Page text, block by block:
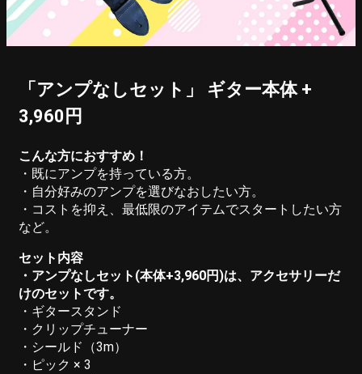
「アンプなしセット」 ギター本体 +
3,960円
こんな方におすすめ！
・既にアンプを持っている方。
・自分好みのアンプを選びなおしたい方。
・コストを抑え、最低限のアイテムでスタートしたい方
など。
セット内容
・アンプなしセット(本体+3,960円)は、アクセサリーだ
けのセットです。
・ギタースタンド
・クリップチューナー
・シールド（3m）
・ピック × 3